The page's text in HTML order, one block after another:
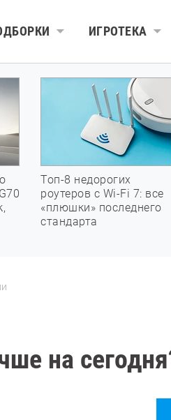
ИГРОТЕКА
Топ-8 недорогих
роутеров с Wi-Fi 7: все
«плюшки» последнего
стандарта
на